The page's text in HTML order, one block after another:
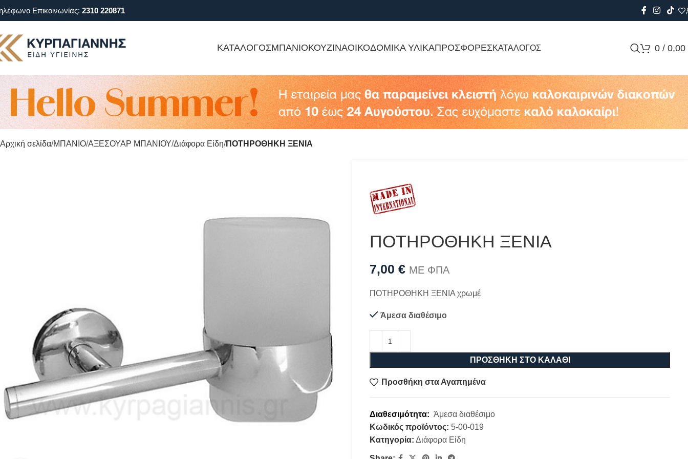
Επικοινωνίας: 2310 220871
ΚΑΤΑΛΟΓΟΣΜΠΑΝΙΟΚΟΥΖΙΝΑΟΙΚΟΔΟΜΙΚΑ ΥΛΙΚΑΠΡΟΣΦΟΡΕΣΚΑΤΑΛΟΓΟΣ 0 / 0,00
Αρχική σελίδα ΜΠΑΝΙΟ ΑΞΕΣΟΥΑΡ ΜΠΑΝΙΟΥ Διάφορα Είδη ΠΟΤΗΡΟΘΗΚΗ ΞΕΝΙΑ
ΠΟΤΗΡΟΘΗΚΗ ΞΕΝΙΑ
7,00 € ΜΕ ΦΠΑ
ΠΟΤΗΡΟΘΗΚΗ ΞΕΝΙΑ χρωμέ
Άμεσα διαθέσιμο
ΠΡΟΣΘΉΚΗ ΣΤΟ ΚΑΛΆΘΙ
Προσθήκη στα Αγαπημένα
Διαθεσιμότητα: Άμεσα διαθέσιμο
Κωδικός προϊόντος: 5-00-019
Κατηγορία: Διάφορα Είδη